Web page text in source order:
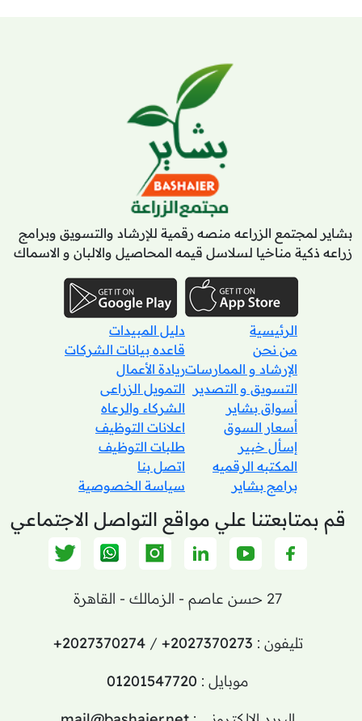
بشاير لمجتمع الزراعه منصه رقمية للإرشاد والتسويق وبرامج
زراعه ذكية مناخيا لسلاسل قيمه المحاصيل والالبان و الاسماك
الرئيسية
من نحن
الإرشاد و الممارسات
التسويق و التصدير
أسواق بشاير
أسعار السوق
إسأل خبير
المكتبه الرقميه
برامج بشاير
دليل المبيدات
قاعده بيانات الشركات
ريادة الأعمال
التمويل الزراعى
الشركاء والرعاه
اعلانات التوظيف
طلبات التوظيف
اتصل بنا
سياسة الخصوصية
قم بمتابعتنا علي مواقع التواصل الاجتماعي
27 حسن عاصم - الزمالك - القاهرة
تليفون : +2027370273
/
+2027370274
موبايل : 01201547720